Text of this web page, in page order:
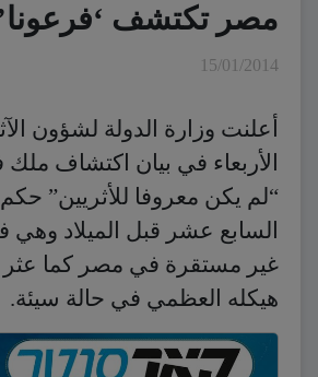
مصر تكتشف ‘فرعونا’
15/01/2014
أعلنت وزارة الدولة لشؤون
الأربعاء في بيان اكتشاف
“لم يكن معروفا للأثريين”
السابع عشر قبل الميلاد وهي
غير مستقرة في مصر كما عثر
هيكله العظمي في حالة سيئة.